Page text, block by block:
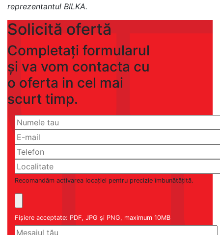
reprezentantul BILKA.
Solicită ofertă
Completați formularul
și va vom contacta cu
o oferta in cel mai
scurt timp.
Recomandăm activarea locației pentru precizie îmbunătățită.
Fișiere acceptate: PDF, JPG și PNG, maximum 10MB